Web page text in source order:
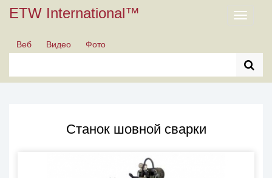
ETW International™
Toggle
Веб
Видео Фото
Станок шовной сварки